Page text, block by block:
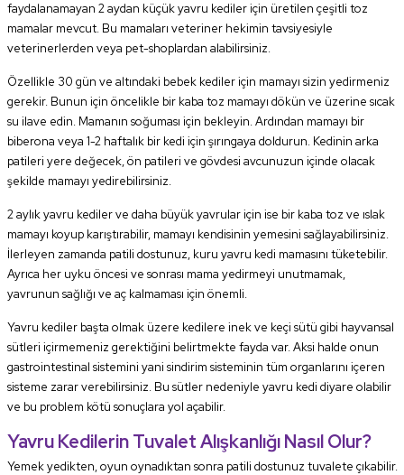
faydalanamayan 2 aydan küçük yavru kediler için üretilen çeşitli toz
mamalar mevcut. Bu mamaları veteriner hekimin tavsiyesiyle
veterinerlerden veya pet-shoplardan alabilirsiniz.
Özellikle 30 gün ve altındaki bebek kediler için mamayı sizin yedirmeniz
gerekir. Bunun için öncelikle bir kaba toz mamayı dökün ve üzerine sıcak
su ilave edin. Mamanın soğuması için bekleyin. Ardından mamayı bir
biberona veya 1-2 haftalık bir kedi için şırıngaya doldurun. Kedinin arka
patileri yere değecek, ön patileri ve gövdesi avcunuzun içinde olacak
şekilde mamayı yedirebilirsiniz.
2 aylık yavru kediler ve daha büyük yavrular için ise bir kaba toz ve ıslak
mamayı koyup karıştırabilir, mamayı kendisinin yemesini sağlayabilirsiniz.
İlerleyen zamanda patili dostunuz, kuru yavru kedi mamasını tüketebilir.
Ayrıca her uyku öncesi ve sonrası mama yedirmeyi unutmamak,
yavrunun sağlığı ve aç kalmaması için önemli.
Yavru kediler başta olmak üzere kedilere inek ve keçi sütü gibi hayvansal
sütleri içirmemeniz gerektiğini belirtmekte fayda var. Aksi halde onun
gastrointestinal sistemini yani sindirim sisteminin tüm organlarını içeren
sisteme zarar verebilirsiniz. Bu sütler nedeniyle yavru kedi diyare olabilir
ve bu problem kötü sonuçlara yol açabilir.
Yavru Kedilerin Tuvalet Alışkanlığı Nasıl Olur?
Yemek yedikten, oyun oynadıktan sonra patili dostunuz tuvalete çıkabilir.